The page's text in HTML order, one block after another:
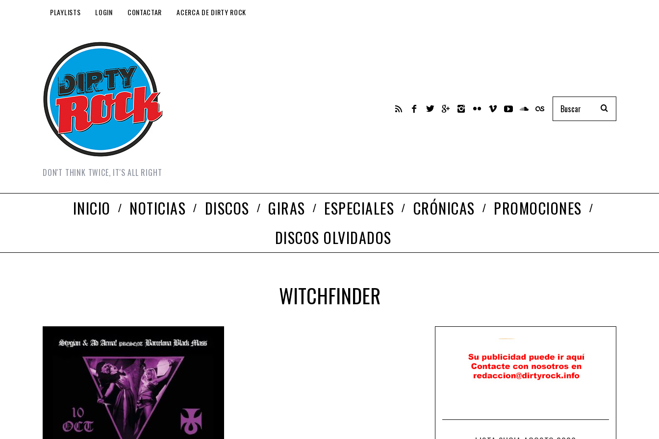
PLAYLISTS LOGIN CONTACTAR ACERCA DE DIRTY ROCK
DON'T THINK TWICE, IT'S ALL RIGHT
INICIO NOTICIAS DISCOS GIRAS ESPECIALES CRÓNICAS
PROMOCIONES
DISCOS OLVIDADOS
WITCHFINDER